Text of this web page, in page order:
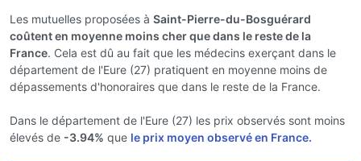
Les mutuelles proposées à Saint-Pierre-du-Bosguérard
coûtent en moyenne moins cher que dans le reste de la
France. Cela est dû au fait que les médecins exerçant dans le
département de l'Eure (27) pratiquent en moyenne moins de
dépassements d'honoraires que dans le reste de la France.
Dans le département de l'Eure (27) les prix observés sont moins
élevés de -3.94% que le prix moyen observé en France.